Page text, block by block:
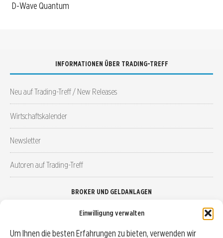
Einwilligung verwalten
Um Ihnen die besten Erfahrungen zu bieten, verwenden wir
D-Wave Quantum
INFORMATIONEN ÜBER TRADING-TREFF
Neu auf Trading-Treff / New Releases
Wirtschaftskalender
Newsletter
Autoren auf Trading-Treff
BROKER UND GELDANLAGEN